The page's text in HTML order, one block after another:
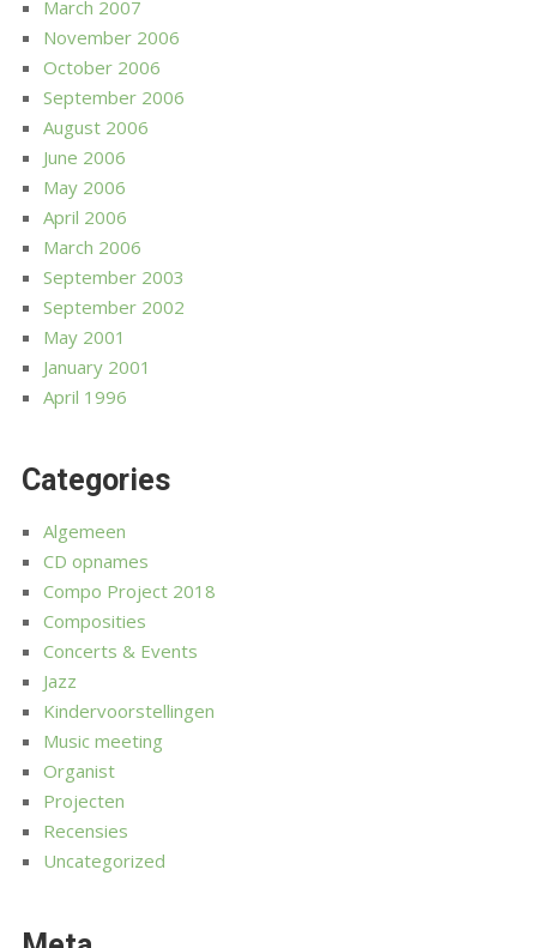
March 2007
November 2006
October 2006
September 2006
August 2006
June 2006
May 2006
April 2006
March 2006
September 2003
September 2002
May 2001
January 2001
April 1996
Categories
Algemeen
CD opnames
Compo Project 2018
Composities
Concerts & Events
Jazz
Kindervoorstellingen
Music meeting
Organist
Projecten
Recensies
Uncategorized